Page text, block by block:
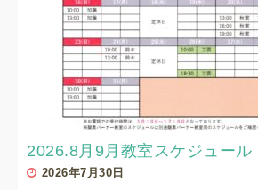
2026.8月9月教室スケジュール
2026年7月30日